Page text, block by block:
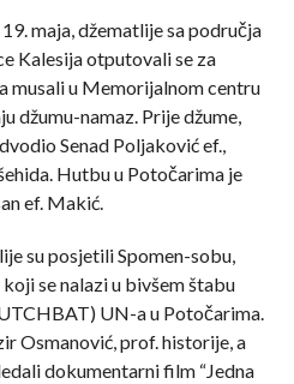
maja, džematlije sa područja
Kalesija otputovali se za
musali u Memorijalnom centru
džumu-namaz. Prije džume,
Senad Poljaković ef.,
Hutbu u Potočarima je
ef. Makić.
su posjetili Spomen-sobu,
se nalazi u bivšem štabu
UN-a u Potočarima.
Osmanović, prof. historije, a
dokumentarni film “Jedna